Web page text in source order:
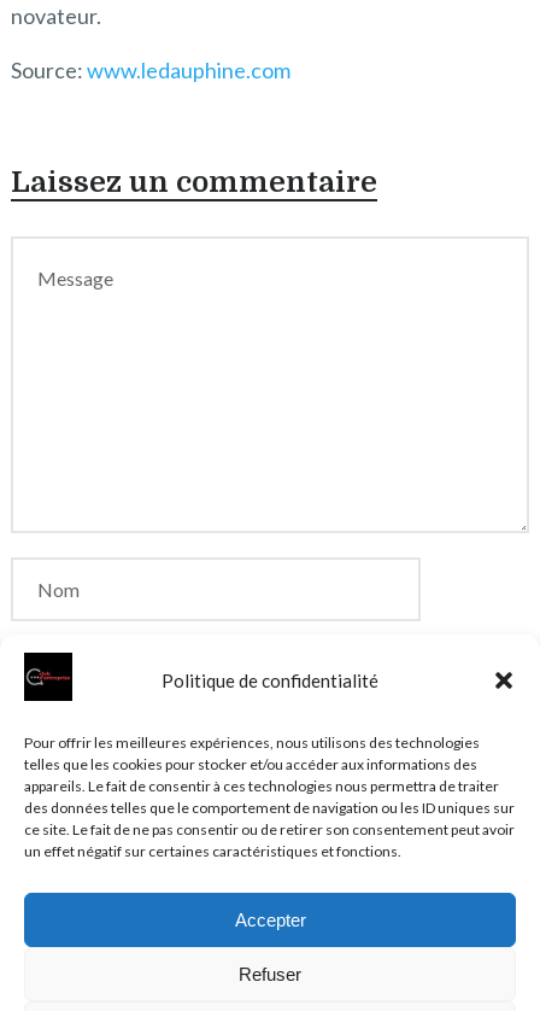
Politique de confidentialité
Pour offrir les meilleures expériences, nous utilisons des technologies
telles que les cookies pour stocker et/ou accéder aux informations des
appareils. Le fait de consentir à ces technologies nous permettra de traiter
des données telles que le comportement de navigation ou les ID uniques sur
ce site. Le fait de ne pas consentir ou de retirer son consentement peut avoir
un effet négatif sur certaines caractéristiques et fonctions.
Accepter
Refuser
novateur.
Source:www.ledauphine.com
Laissez un commentaire
Enregistrer mon nom, mon e-mail et mon site dans
le navigateur pour mon prochain commentaire.
Actualité au sens large